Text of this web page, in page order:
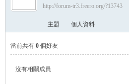
›
http://forum-tr3.freero.org/?13743
主題 個人資料
當前共有 0 個好友
沒有相關成員